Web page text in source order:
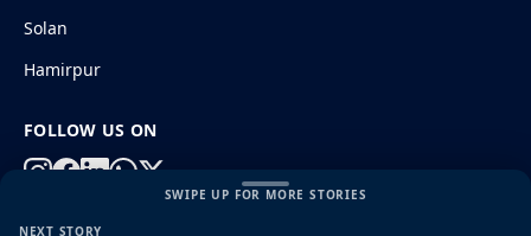
SWIPE UP FOR MORE STORIES
NEXT STORY
Solan
Hamirpur
FOLLOW US ON